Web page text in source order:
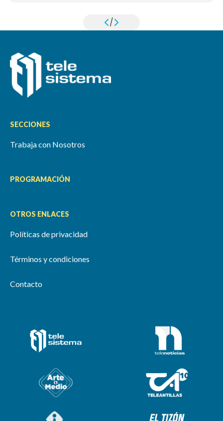
/
SECCIONES
Trabaja con Nosotros
PROGRAMACIÓN
OTROS ENLACES
Políticas de privacidad
Términos y condiciones
Contacto